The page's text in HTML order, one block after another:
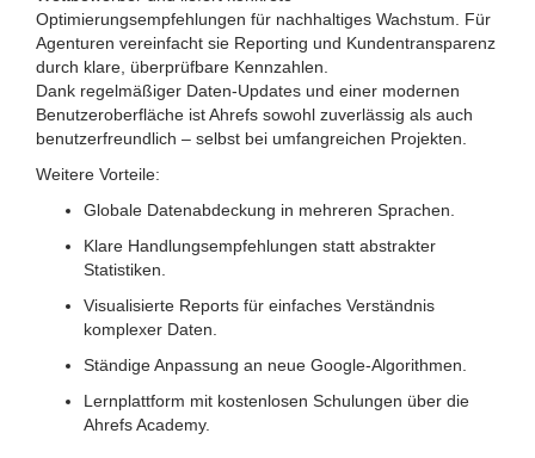
Optimierungsempfehlungen für nachhaltiges Wachstum. Für
Agenturen vereinfacht sie Reporting und Kundentransparenz
durch klare, überprüfbare Kennzahlen.
Dank regelmäßiger Daten-Updates und einer modernen
Benutzeroberfläche ist Ahrefs sowohl zuverlässig als auch
benutzerfreundlich – selbst bei umfangreichen Projekten.
Weitere Vorteile:
Globale Datenabdeckung in mehreren Sprachen.
Klare Handlungsempfehlungen statt abstrakter
Statistiken.
Visualisierte Reports für einfaches Verständnis
komplexer Daten.
Ständige Anpassung an neue Google-Algorithmen.
Lernplattform mit kostenlosen Schulungen über die
Ahrefs Academy.